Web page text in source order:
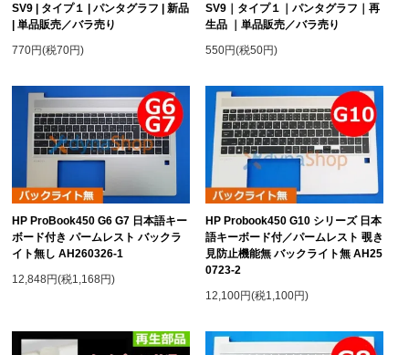
SV9 | タイプ１ | パンタグラフ | 新品
| 単品販売／バラ売り
770円(税70円)
SV9｜タイプ１｜パンタグラフ｜再
生品 ｜単品販売／バラ売り
550円(税50円)
HP ProBook450 G6 G7 日本語キー
ボード付き パームレスト バックラ
イト無し AH260326-1
12,848円(税1,168円)
HP Probook450 G10 シリーズ 日本
語キーボード付／パームレスト 覗き
見防止機能無 バックライト無 AH25
0723-2
12,100円(税1,100円)